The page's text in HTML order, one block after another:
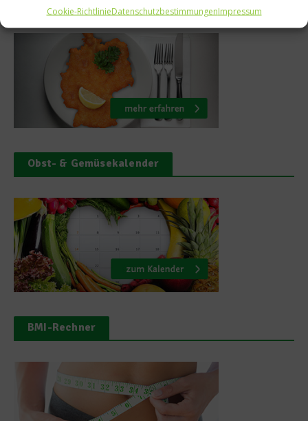
Cookie-RichtlinieDatenschutzbestimmungenImpressum
Obst- & Gemüsekalender
BMI-Rechner